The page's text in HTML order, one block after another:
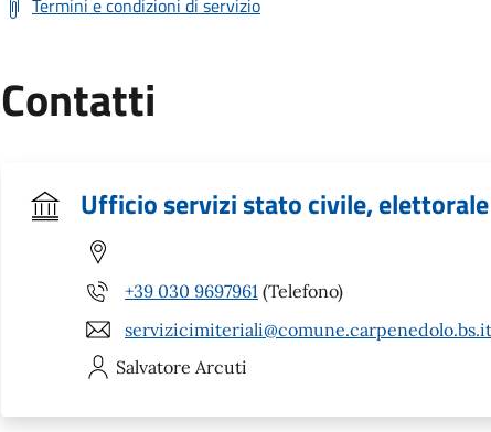
Termini e condizioni di servizio
Contatti
Ufficio servizi stato civile,
+39 030 9697961 (Telefono)
servizicimiteriali@comune.carpenedolo.bs.it
Salvatore Arcuti